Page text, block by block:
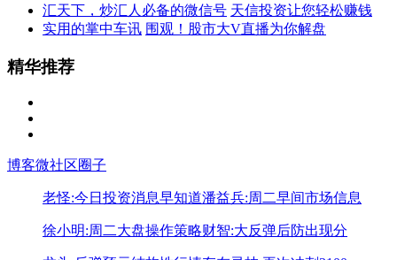
汇天下，炒汇人必备的微信号 天信投资让您轻松赚钱
实用的掌中车讯 围观！股市大V直播为你解盘
精华推荐
博客微社区圈子
老怪:今日投资消息早知道潘益兵:周二早间市场信息
徐小明:周二大盘操作策略财智:大反弹后防出现分